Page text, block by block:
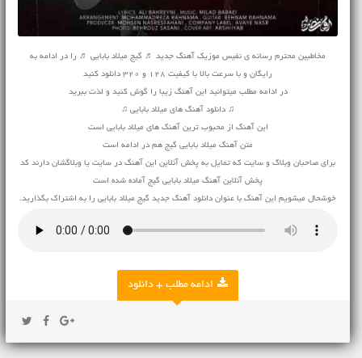
مخاطبین محترم رسانه ی نفیس موزیک آهنگ جدید ♬ گیج میلاد بابایی ♬ را در ادامه به
رایگان و با سرعت بالا با کیفیت 128 و 320 دانلود کنید
در ادامه مطلب میتوانید این آهنگ زیبا را گوش کنید و لذت ببرید
♫ دانلود آهنگ های میلاد بابایی ♫
این آهنگ از محبوب ترین آهنگ های میلاد بابایی است
متن آهنگ میلاد بابایی گیج هم در ادامه است
برای صاحبان وبلاگ و سایت که تمایل به پخش آنلاین این آهنگ در سایت یا وبلاگشان دارند کد
پخش آنلاین آهنگ میلاد بابایی گیج آماده شده است
خوشحال میشویم این آهنگ با عنوان دانلود آهنگ جدید گیج میلاد بابایی را به اشتراک بگذارید.
ادامه مطلب + دانلود